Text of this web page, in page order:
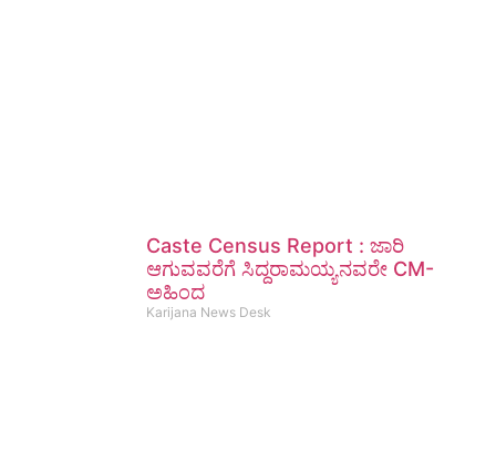
Caste Census Report : ಜಾರಿ
ಆಗುವವರೆಗೆ ಸಿದ್ದರಾಮಯ್ಯನವರೇ CM-
ಅಹಿಂದ
Karijana News Desk